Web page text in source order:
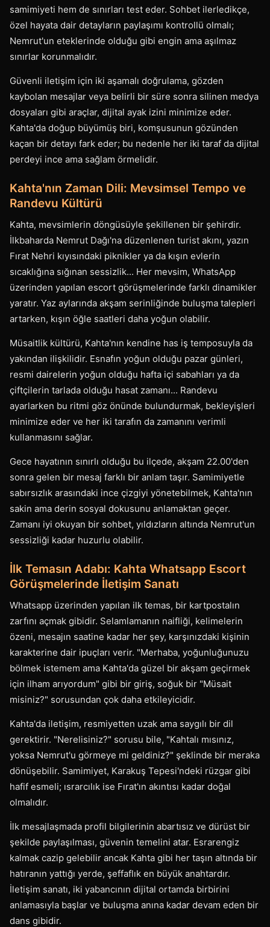
samimiyeti hem de sınırları test eder. Sohbet ilerledikçe,
özel hayata dair detayların paylaşımı kontrollü olmalı;
Nemrut'un eteklerinde olduğu gibi engin ama aşılmaz
sınırlar korunmalıdır.
Güvenli iletişim için iki aşamalı doğrulama, gözden
kaybolan mesajlar veya belirli bir süre sonra silinen medya
dosyaları gibi araçlar, dijital ayak izini minimize eder.
Kahta'da doğup büyümüş biri, komşusunun gözünden
kaçan bir detayı fark eder; bu nedenle her iki taraf da dijital
perdeyi ince ama sağlam örmelidir.
Kahta'nın Zaman Dili: Mevsimsel Tempo ve
Randevu Kültürü
Kahta, mevsimlerin döngüsüyle şekillenen bir şehirdir.
İlkbaharda Nemrut Dağı'na düzenlenen turist akını, yazın
Fırat Nehri kıyısındaki piknikler ya da kışın evlerin
sıcaklığına sığınan sessizlik... Her mevsim, WhatsApp
üzerinden yapılan escort görüşmelerinde farklı dinamikler
yaratır. Yaz aylarında akşam serinliğinde buluşma talepleri
artarken, kışın öğle saatleri daha yoğun olabilir.
Müsaitlik kültürü, Kahta'nın kendine has iş temposuyla da
yakından ilişkilidir. Esnafın yoğun olduğu pazar günleri,
resmi dairelerin yoğun olduğu hafta içi sabahları ya da
çiftçilerin tarlada olduğu hasat zamanı... Randevu
ayarlarken bu ritmi göz önünde bulundurmak, bekleyişleri
minimize eder ve her iki tarafın da zamanını verimli
kullanmasını sağlar.
Gece hayatının sınırlı olduğu bu ilçede, akşam 22.00'den
sonra gelen bir mesaj farklı bir anlam taşır. Samimiyetle
sabırsızlık arasındaki ince çizgiyi yönetebilmek, Kahta'nın
sakin ama derin sosyal dokusunu anlamaktan geçer.
Zamanı iyi okuyan bir sohbet, yıldızların altında Nemrut'un
sessizliği kadar huzurlu olabilir.
İlk Temasın Adabı: Kahta Whatsapp Escort
Görüşmelerinde İletişim Sanatı
Whatsapp üzerinden yapılan ilk temas, bir kartpostalın
zarfını açmak gibidir. Selamlamanın naifliği, kelimelerin
özeni, mesajın saatine kadar her şey, karşınızdaki kişinin
karakterine dair ipuçları verir. "Merhaba, yoğunluğunuzu
bölmek istemem ama Kahta'da güzel bir akşam geçirmek
için ilham arıyordum" gibi bir giriş, soğuk bir "Müsait
misiniz?" sorusundan çok daha etkileyicidir.
Kahta'da iletişim, resmiyetten uzak ama saygılı bir dil
gerektirir. "Nerelisiniz?" sorusu bile, "Kahtalı mısınız,
yoksa Nemrut'u görmeye mi geldiniz?" şeklinde bir meraka
dönüşebilir. Samimiyet, Karakuş Tepesi'ndeki rüzgar gibi
hafif esmeli; ısrarcılık ise Fırat'ın akıntısı kadar doğal
olmalıdır.
İlk mesajlaşmada profil bilgilerinin abartısız ve dürüst bir
şekilde paylaşılması, güvenin temelini atar. Esrarengiz
kalmak cazip gelebilir ancak Kahta gibi her taşın altında bir
hatıranın yattığı yerde, şeffaflık en büyük anahtardır.
İletişim sanatı, iki yabancının dijital ortamda birbirini
anlamasıyla başlar ve buluşma anına kadar devam eden bir
dans gibidir.